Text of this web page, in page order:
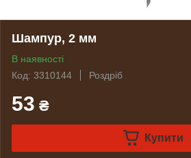
Шампур, 2 мм
В наявності
Код: 3310144
Роздріб
53 ₴
Купити